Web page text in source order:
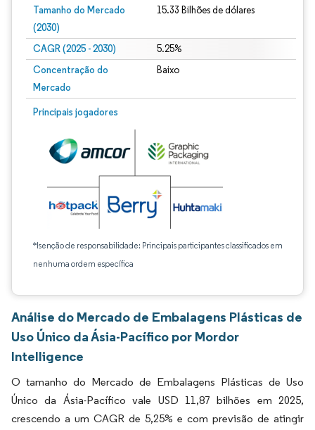
Tamanho do Mercado
(2030)
15.33 Bilhões de dólares
CAGR (2025 - 2030) 5.25%
Concentração do
Mercado
Baixo
Principais jogadores
*Isenção de responsabilidade: Principais participantes classificados em
nenhuma ordem específica
Análise do Mercado de Embalagens Plásticas de
Uso Único da Ásia-Pacífico por Mordor
Intelligence
O tamanho do Mercado de Embalagens Plásticas de Uso
Único da Ásia-Pacífico vale USD 11,87 bilhões em 2025,
crescendo a um CAGR de 5,25% e com previsão de atingir